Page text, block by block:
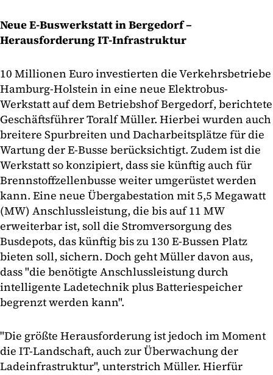
Neue E-Buswerkstatt in Bergedorf –
Herausforderung IT-Infrastruktur
10 Millionen Euro investierten die Verkehrsbetriebe
Hamburg-Holstein in eine neue Elektrobus-
Werkstatt auf dem Betriebshof Bergedorf, berichtete
Geschäftsführer Toralf Müller. Hierbei wurden auch
breitere Spurbreiten und Dacharbeitsplätze für die
Wartung der E-Busse berücksichtigt. Zudem ist die
Werkstatt so konzipiert, dass sie künftig auch für
Brennstoffzellenbusse weiter umgerüstet werden
kann. Eine neue Übergabestation mit 5,5 Megawatt
(MW) Anschlussleistung, die bis auf 11 MW
erweiterbar ist, soll die Stromversorgung des
Busdepots, das künftig bis zu 130 E-Bussen Platz
bieten soll, sichern. Doch geht Müller davon aus,
dass "die benötigte Anschlussleistung durch
intelligente Ladetechnik plus Batteriespeicher
begrenzt werden kann".
"Die größte Herausforderung ist jedoch im Moment
die IT-Landschaft, auch zur Überwachung der
Ladeinfrastruktur", unterstrich Müller. Hierfür